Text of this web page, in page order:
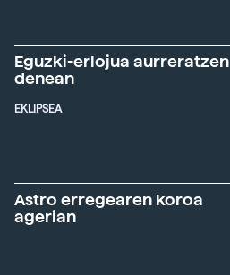
Eguzki-erlojua aurreratzen
denean
EKLIPSEA
Astro erregearen koroa
agerian